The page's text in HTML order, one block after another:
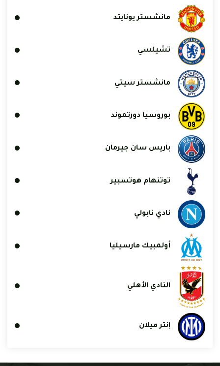
مانشستر يونايتد
تشيلسي
مانشستر سيتي
بوروسيا دورتموند
باريس سان جيرمان
توتنهام هوتسبير
نادي نابولي
أولمبيك مارسيليا
النادي الأهلي
إنتر ميلان